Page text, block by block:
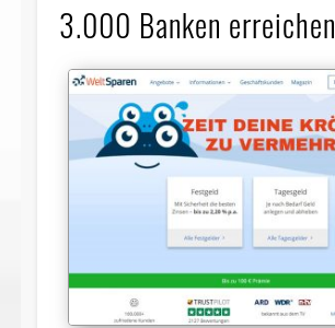
3.000 Banken erreichen